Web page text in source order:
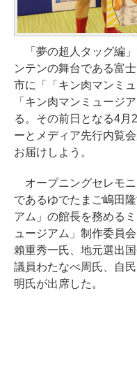
「夢の超人タッグ編
ンテンの舞台である富
市に「「キン肉マンミ
「キン肉マンミュージ
る。その前日となる4月
ーとメディア先行内覧
お届けしよう。
オープニングセレモ
であるゆでたまご嶋田
アム」の館長を務める
ュージアム」制作委員
賴重秀一氏、地元選出
議員わたなべ周氏、自
明氏が出席した。